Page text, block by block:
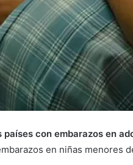
con embarazos en
en niñas menores